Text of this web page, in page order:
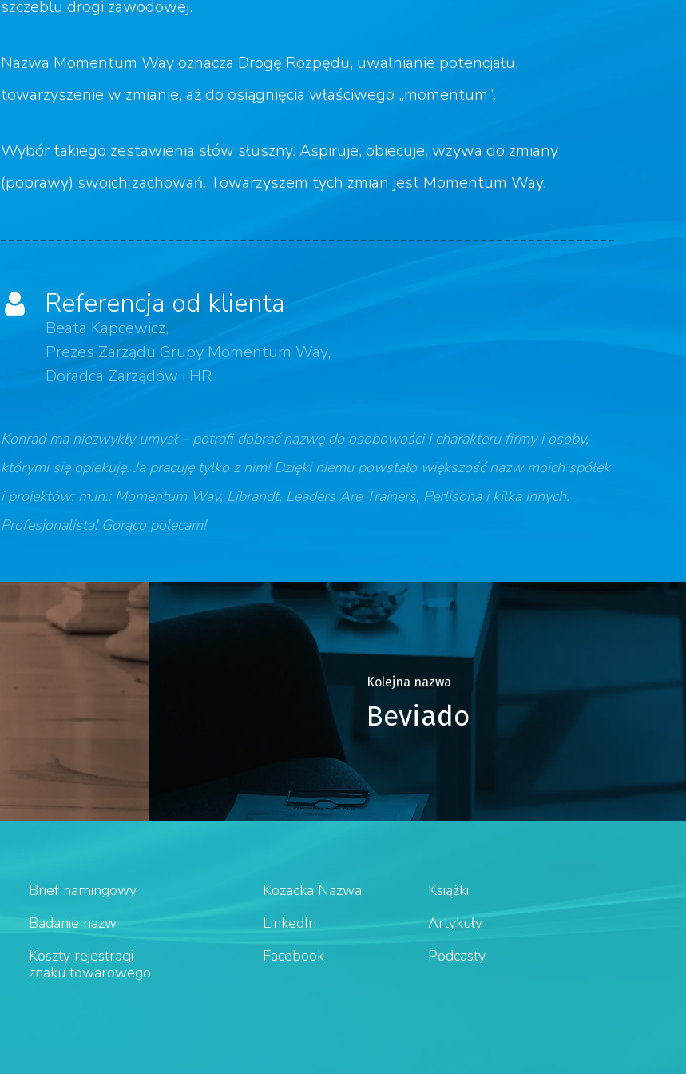
szczeblu drogi zawodowej.
Nazwa Momentum Way oznacza Drogę Rozpędu, uwalnianie potencjału,
towarzyszenie w zmianie, aż do osiągnięcia właściwego „momentum”.
Wybór takiego zestawienia słów słuszny. Aspiruje, obiecuje, wzywa do zmiany
(poprawy) swoich zachowań. Towarzyszem tych zmian jest Momentum Way.
Referencja od klienta
Beata Kapcewicz,
Prezes Zarządu Grupy Momentum Way,
Doradca Zarządów i HR
Konrad ma niezwykły umysł – potrafi dobrać nazwę do osobowości i charakteru firmy i osoby,
którymi się opiekuję. Ja pracuję tylko z nim! Dzięki niemu powstało większość nazw moich spółek
i projektów: m.in.: Momentum Way, Librandt, Leaders Are Trainers, Perlisona i kilka innych.
Profesjonalista! Gorąco polecam!
Kolejna nazwa
Beviado
Brief namingowy
Badanie nazw
Koszty rejestracji
znaku towarowego
Kozacka Nazwa
LinkedIn
Facebook
Książki
Artykuły
Podcasty